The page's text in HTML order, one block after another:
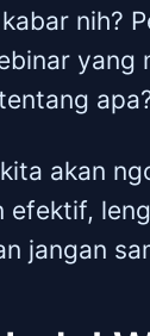
nih?
yang
akan
efektif,
jangan